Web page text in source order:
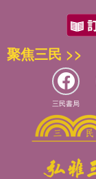
聚焦三民 >>
三民書局